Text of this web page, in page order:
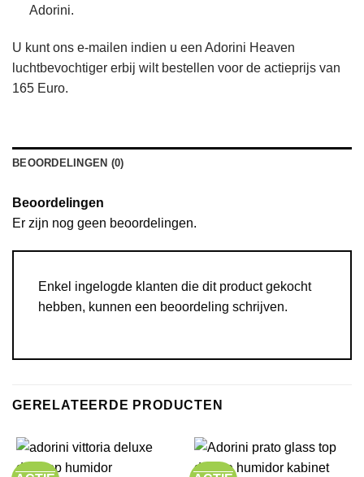
Adorini.
U kunt ons e-mailen indien u een Adorini Heaven
luchtbevochtiger erbij wilt bestellen voor de actieprijs van
165 Euro.
BEOORDELINGEN (0)
Beoordelingen
Er zijn nog geen beoordelingen.
Enkel ingelogde klanten die dit product gekocht
hebben, kunnen een beoordeling schrijven.
GERELATEERDE PRODUCTEN